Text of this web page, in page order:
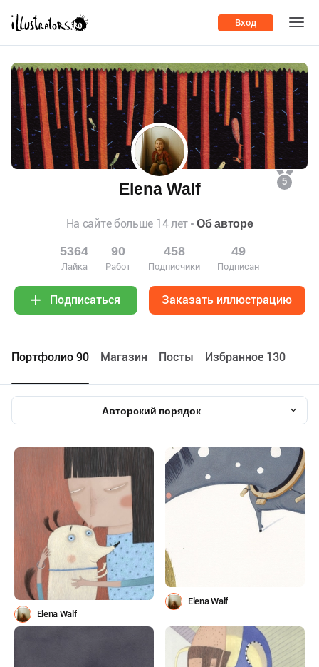
Вход
5
Elena Walf
На сайте больше 14 лет Об авторе
5364
Лайка
90
Работ
458
Подписчики
49
Подписан
Подписаться Заказать иллюстрацию
Портфолио 90 Maгазин Посты Избранное 130
Авторский порядок
Elena Walf
Elena Walf